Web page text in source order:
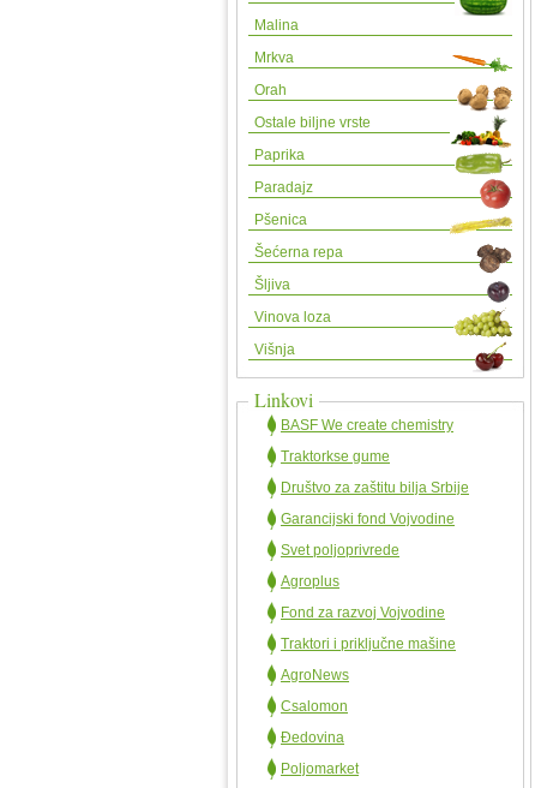
Malina
Mrkva
Orah
Ostale biljne vrste
Paprika
Paradajz
Pšenica
Šećerna repa
Šljiva
Vinova loza
Višnja
Linkovi
BASF We create chemistry
Traktorkse gume
Društvo za zaštitu bilja Srbije
Garancijski fond Vojvodine
Svet poljoprivrede
Agroplus
Fond za razvoj Vojvodine
Traktori i priključne mašine
AgroNews
Csalomon
Đedovina
Poljomarket